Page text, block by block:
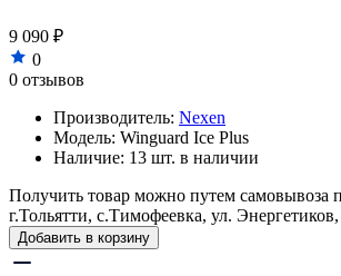
9 090 ₽
0
0 отзывов
Производитель: Nexen
Модель: Winguard Ice Plus
Наличие: 13 шт. в наличии
Получить товар можно путем самовывоза
г.Тольятти, с.Тимофеевка, ул. Энергетиков,
Добавить в корзину